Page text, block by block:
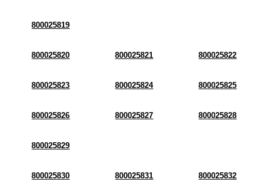
800025819
800025820 800025821 800025822
800025823 800025824 800025825
800025826 800025827 800025828
800025829
800025830 800025831 800025832